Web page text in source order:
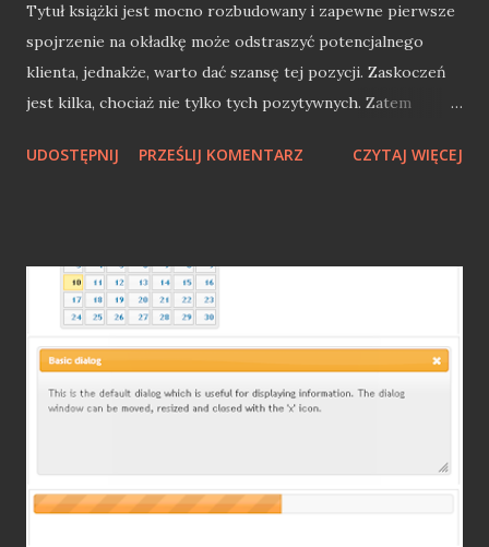
Tytuł książki jest mocno rozbudowany i zapewne pierwsze
spojrzenie na okładkę może odstraszyć potencjalnego
klienta, jednakże, warto dać szansę tej pozycji. Zaskoczeń
jest kilka, chociaż nie tylko tych pozytywnych. Zatem
sposób profesjonalny". TDC - Demoscena, Atari, Mirage i
800 XL. Od 1989 roku związany był z Mirage i jako jeden z
najmłodszych tworzył gry na rynek polski. Był również
współpracownikiem "Bajtka" i członkiem redakcji "Atari
Magazynu". Bardzo mocno związany z demosceną Atari,
gdzie tworzy do dziś. Zaangażowany w szkolenia i
Tomaszu Cieślewiczu, ale po przeczytaniu tej książki śmiało
UDOSTĘPNIJ PRZEŚLIJ KOMENTARZ CZYTAJ WIĘCEJ